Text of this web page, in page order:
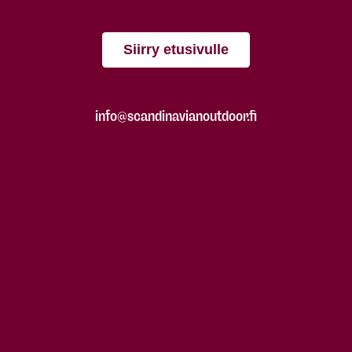
Siirry etusivulle
info@scandinavianoutdoor.fi